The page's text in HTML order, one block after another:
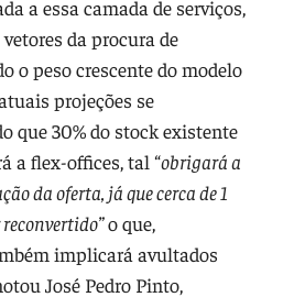
a essa camada de serviços,
da procura de
o peso crescente do modelo
projeções se
que 30% do stock existente
a flex-offices, tal “obrigará a
da oferta, já que cerca de 1
o que,
implicará avultados
José Pedro Pinto,